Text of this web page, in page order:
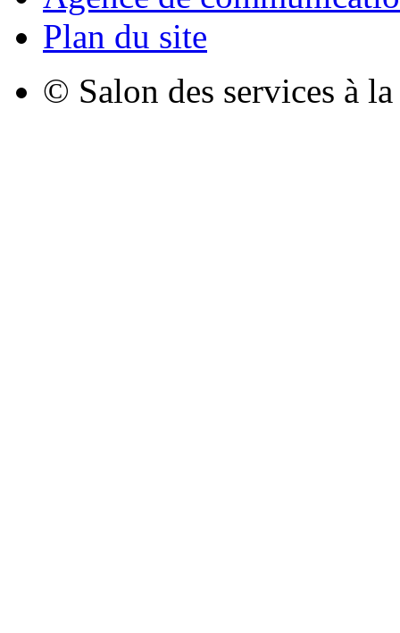
Plan du site
© Salon des services à